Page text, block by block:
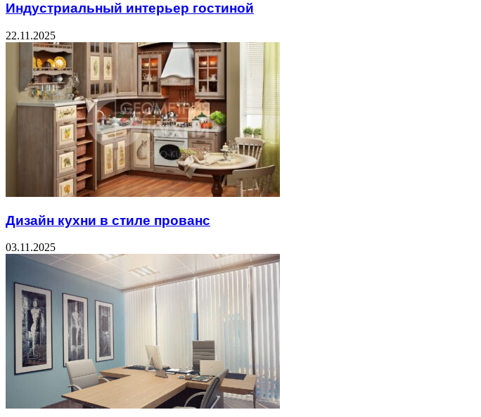
Индустриальный интерьер гостиной
22.11.2025
Дизайн кухни в стиле прованс
03.11.2025